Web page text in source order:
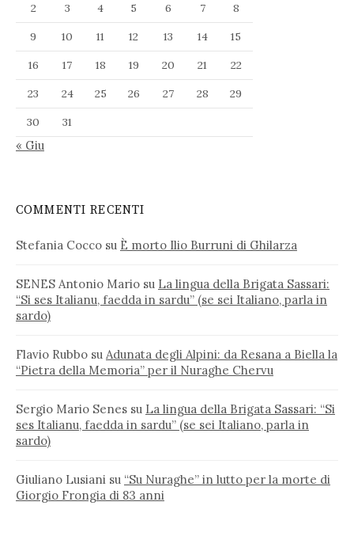
2
3 4 5 6 7
8
9
10 11 12 13 14
15
16
17 18 19 20 21
22
23
24 25 26 27 28
29
30
31
« Giu
COMMENTI RECENTI
Stefania Cocco su È morto Ilio Burruni di Ghilarza
SENES Antonio Mario su La lingua della Brigata Sassari:
“Si ses Italianu, faedda in sardu” (se sei Italiano, parla in
sardo)
Flavio Rubbo su Adunata degli Alpini: da Resana a Biella la
“Pietra della Memoria” per il Nuraghe Chervu
Sergio Mario Senes su La lingua della Brigata Sassari: “Si
ses Italianu, faedda in sardu” (se sei Italiano, parla in
sardo)
Giuliano Lusiani su “Su Nuraghe” in lutto per la morte di
Giorgio Frongia di 83 anni